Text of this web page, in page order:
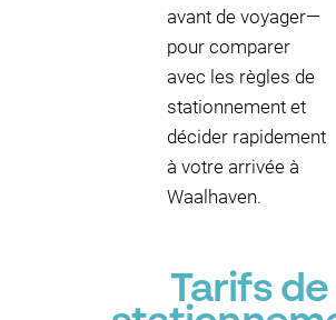
avant de voyager—
pour comparer
avec les règles de
stationnement et
décider rapidement
à votre arrivée à
Waalhaven.
Tarifs de